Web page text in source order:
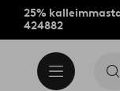
25%
424882